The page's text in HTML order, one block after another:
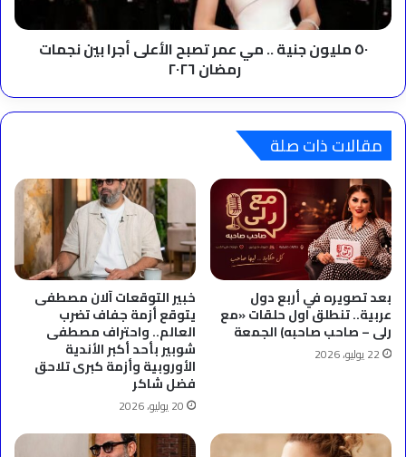
الأعلى
أجرا
٢٠٢٦
٥٠ مليون جنية .. مي عمر تصبح الأعلى أجرا بين نجمات
رمضان ٢٠٢٦
مقالات ذات صلة
بعد تصويره في أربع دول
عربية.. تنطلق اول حلقات «مع
رلى – صاحب صاحبه) الجمعة
22 يوليو، 2026
خبير التوقعات آلان مصطفى
يتوقع أزمة جفاف تضرب
العالم.. واحتراف مصطفى
شوبير بأحد أكبر الأندية
الأوروبية وأزمة كبرى تلاحق
فضل شاكر
20 يوليو، 2026